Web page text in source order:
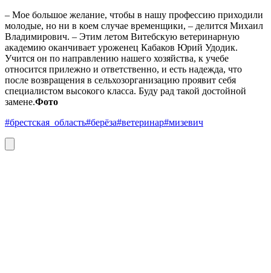
– Мое большое желание, чтобы в нашу профессию приходили
молодые, но ни в коем случае временщики, – делится Михаил
Владимирович. – Этим летом Витебскую ветеринарную
академию оканчивает уроженец Кабаков Юрий Удодик.
Учится он по направлению нашего хозяйства, к учебе
относится прилежно и ответственно, и есть надежда, что
после возвращения в сельхозорганизацию проявит себя
специалистом высокого класса. Буду рад такой достойной
замене.Фото
#брестская_область#берёза#ветеринар#мизевич